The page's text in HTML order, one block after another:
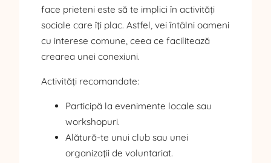
face prieteni este să te implici în activități
sociale care îți plac. Astfel, vei întâlni oameni
cu interese comune, ceea ce facilitează
crearea unei conexiuni.
Activități recomandate:
Participă la evenimente locale sau
workshopuri.
Alătură-te unui club sau unei
organizații de voluntariat.